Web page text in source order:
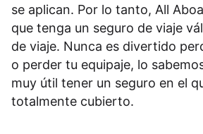
se aplican. Por lo tanto, All
que tenga un seguro de viaje
de viaje. Nunca es divertido
o perder tu equipaje, lo
muy útil tener un seguro en el
totalmente cubierto.